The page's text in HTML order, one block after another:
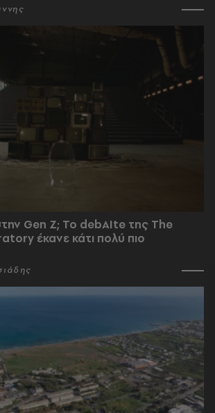
Gen Z; Το debAIte της The
έκανε κάτι πολύ πιο